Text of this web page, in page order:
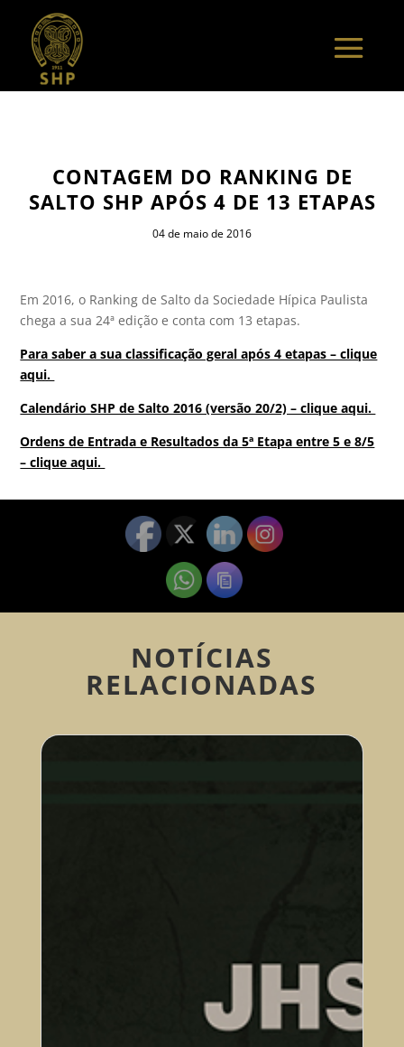
CONTAGEM DO RANKING DE
SALTO SHP APÓS 4 DE 13 ETAPAS
04 de maio de 2016
Em 2016, o Ranking de Salto da Sociedade Hípica Paulista
chega a sua 24ª edição e conta com 13 etapas.
Para saber a sua classificação geral após 4 etapas – clique
aqui.
Calendário SHP de Salto 2016 (versão 20/2) – clique aqui.
Ordens de Entrada e Resultados da 5ª Etapa entre 5 e 8/5
– clique aqui.
NOTÍCIAS
RELACIONADAS